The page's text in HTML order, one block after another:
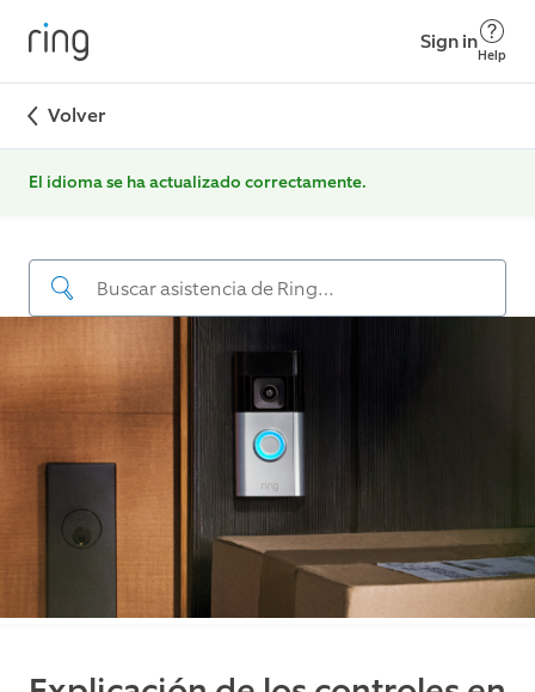
Sign in
Help
Volver
El idioma se ha actualizado correctamente.